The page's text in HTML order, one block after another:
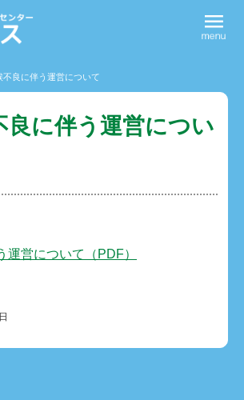
不良に伴う運営について
良に伴う運営につい
運営について（PDF）